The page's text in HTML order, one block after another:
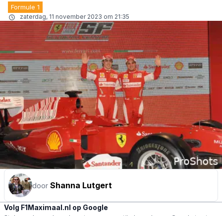
Formule 1
zaterdag, 11 november 2023 om 21:35
door Shanna Lutgert
Volg F1Maximaal.nl op Google